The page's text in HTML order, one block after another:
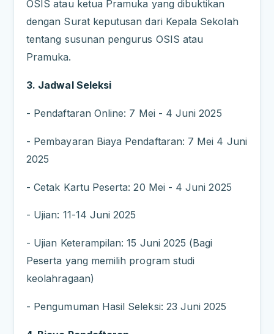
OSIS atau ketua Pramuka yang dibuktikan
dengan Surat keputusan dari Kepala Sekolah
tentang susunan pengurus OSIS atau
Pramuka.
3. Jadwal Seleksi
- Pendaftaran Online: 7 Mei - 4 Juni 2025
- Pembayaran Biaya Pendaftaran: 7 Mei 4 Juni
2025
- Cetak Kartu Peserta: 20 Mei - 4 Juni 2025
- Ujian: 11-14 Juni 2025
- Ujian Keterampilan: 15 Juni 2025 (Bagi
Peserta yang memilih program studi
keolahragaan)
- Pengumuman Hasil Seleksi: 23 Juni 2025